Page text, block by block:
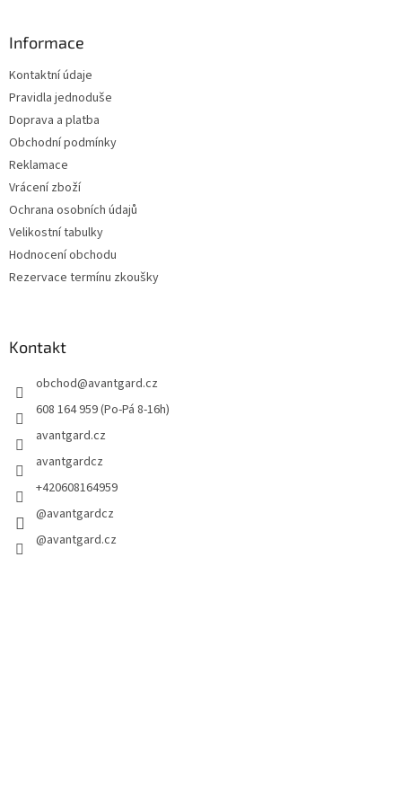
Informace
Kontaktní údaje
Pravidla jednoduše
Doprava a platba
Obchodní podmínky
Reklamace
Vrácení zboží
Ochrana osobních údajů
Velikostní tabulky
Hodnocení obchodu
Rezervace termínu zkoušky
Kontakt
obchod@avantgard.cz
608 164 959 (Po-Pá 8-16h)
avantgard.cz
avantgardcz
+420608164959
@avantgardcz
@avantgard.cz